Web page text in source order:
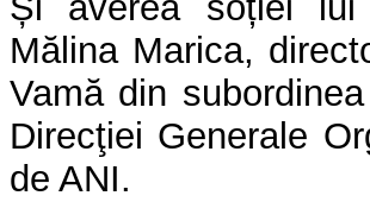
Mălina Marica,
Vamă din
Direcţiei Generale
de ANI.